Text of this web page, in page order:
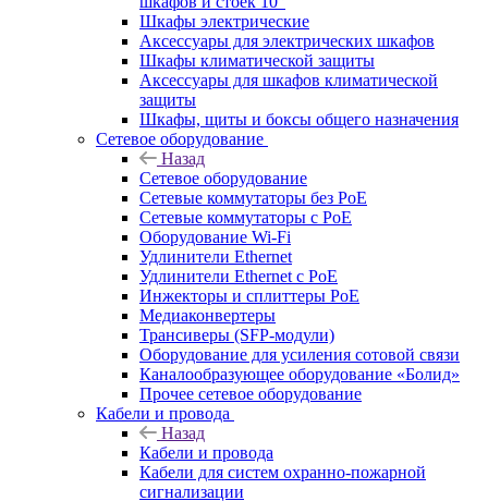
Шкафы электрические
Аксессуары для электрических шкафов
Шкафы климатической защиты
Аксессуары для шкафов климатической
защиты
Шкафы, щиты и боксы общего назначения
Сетевое оборудование
Назад
Сетевое оборудование
Сетевые коммутаторы без PoE
Сетевые коммутаторы с PoE
Оборудование Wi-Fi
Удлинители Ethernet
Удлинители Ethernet с PoE
Инжекторы и сплиттеры PoE
Медиаконвертеры
Трансиверы (SFP-модули)
Оборудование для усиления сотовой связи
Каналообразующее оборудование «Болид»
Прочее сетевое оборудование
Кабели и провода
Назад
Кабели и провода
Кабели для систем охранно-пожарной
сигнализации